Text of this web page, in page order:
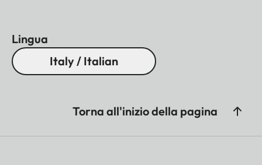
Lingua
Italy / Italian
Torna all'inizio della pagina